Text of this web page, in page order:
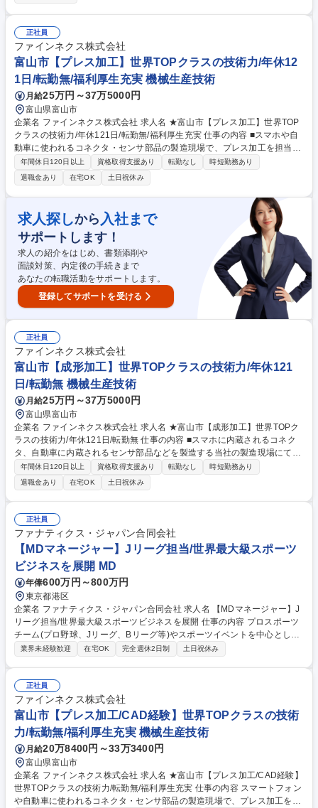
ィアのリサーチ及びアプローチ 等 ■SNSマーケティングの実行 ・各種SN
Sの戦略設計（X(Twitter)、Instagram、LINE、Facebook等） ・SNSアカ
ウントの運用・管理／スケジュール設計・投稿管理（自動化ツール活用含
む） ■各種レポーティング業務 ／定例レポートの作成・インサイト抽出・
改善提案 募集職種 AI×データ分析で仕掛ける！プロスポーツのWebプロモ
ーション・SNS企画担当
正社員
ファインネクス株式会社
富山市【プレス加工】世界TOPクラスの技術力/年休12
1日/転勤無/福利厚生充実 機械生産技術
月給25万円～37万5000円
富山県富山市
企業名 ファインネクス株式会社 求人名 ★富山市【プレス加工】世界TOP
クラスの技術力/年休121日/転勤無/福利厚生充実 仕事の内容 ■スマホや自
動車に使われるコネクタ・センサ部品の製造現場で、プレス加工を担当。
図面をもとにした加工業務に加え、新製品立ち上げや既存ラインの改善に
も携わります。大手メーカーならではの安定した環境で 、腰を据えて技術
を磨ける仕事です。プレス製品の量産に関わる製造業務（加工、金型の調
整、段取りなど）を担当。【魅力】製品を一貫して自社で手がける体制
と、世界トップクラスの加工技術が強み。安定した経営基盤のもと、自動
車・電子部品など需要の高い分野で長期的に働けます。福利厚生も整って
おり、将来を見据えて安心してキャリア形成が可能です。 募集職種 ★富
山市【プレス加工】世界TOPクラスの技術力/年休121日/転勤無/福利厚生
充実
年間休日120日以上 資格取得支援あり 転勤なし
時短勤務あり
退職金あり
在宅OK 土日祝休み
求人探しから 入社まで
サポートします！
求人の紹介をはじめ、書類添削や
面談対策、内定後の手続きまで
あなたの転職活動をサポートします。
登録してサポートを受ける
正社員
ファインネクス株式会社
富山市【成形加工】世界TOPクラスの技術力/年休121
日/転勤無 機械生産技術
月給25万円～37万5000円
富山県富山市
企業名 ファインネクス株式会社 求人名 ★富山市【成形加工】世界TOPク
ラスの技術力/年休121日/転勤無 仕事の内容 ■スマホに内蔵されるコネク
タ、自動車に内蔵されるセンサ部品などを製造する当社の製造現場にて、
成形加工をお任せします。 【採用目的】新製品開発、既存ラインの改善
・プレス製品の量産に関する製造業務 ・金型の保全、セットアップ業務
【魅力】製品を作る機械も社内で製作する一貫生産体制の中、内製化によ
り生まれた当社の「加工技術」と「自働化技術」は世界トップレベルで
す。整った技術環境の中で、技術革新が進む自動車部品を中心に、革新的
な製品を生み出す中核のポジションとしてのやりがいを感じられます。 募
集職種 ★富山市【成形加工】世界TOPクラスの技術力/年休121日/転勤無
年間休日120日以上 資格取得支援あり 転勤なし
時短勤務あり
退職金あり
在宅OK 土日祝休み
正社員
ファナティクス・ジャパン合同会社
【MDマネージャー】Jリーグ担当/世界最大級スポーツ
ビジネスを展開 MD
年俸600万円～800万円
東京都港区
企業名 ファナティクス・ジャパン合同会社 求人名 【MDマネージャー】J
リーグ担当/世界最大級スポーツビジネスを展開 仕事の内容 プロスポーツ
チーム(プロ野球、Jリーグ、Bリーグ等)やスポーツイベントを中心とした
アパレル/グッズに関する商品企画・調達業務及びチームマネジメントをご
たMD（商品投入）プランの立案■在庫・納品の管理など、販売までの全体
管理■新たなカテゴリやチーム商材など、新規取扱商品の開拓■チームマネ
ジメント全般 ※変更の範囲:当社の定める業務 募集職種 【MDマネージャ
ー】Jリーグ担当/世界最大級スポーツビジネスを展開
業界未経験歓迎 在宅OK 完全週休2日制 土日祝休み
正社員
ファインネクス株式会社
富山市【プレス加工/CAD経験】世界TOPクラスの技術
力/転勤無/福利厚生充実 機械生産技術
月給20万8400円～33万3400円
富山県富山市
企業名 ファインネクス株式会社 求人名 ★富山市【プレス加工/CAD経験】
世界TOPクラスの技術力/転勤無/福利厚生充実 仕事の内容 スマートフォン
や自動車に使われるコネクタ・センサ部品の製造現場で、プレス加工を担